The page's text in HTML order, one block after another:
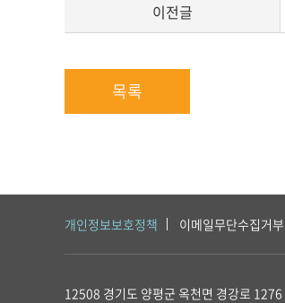
이전글
목록
개인정보보호정책 이메일무단수집거부
12508 경기도 양평군 옥천면 경강로 1276